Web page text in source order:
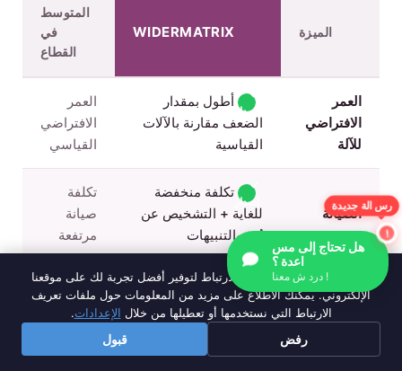
الميزة WIDERMATRIX
المتوسط
في
القطاع
العمر
الافتراضي
للآلة
✓
إصدار
أطول بمقدار
الضعف مقارنة بالآلات
القياسية
العمر
الافتراضي
القياسي
الصيانة
✓
إصدار
تكلفة منخفضة
للغاية + التشخيص عن
بُعد والتنبيهات
تكلفة
صيانة
مرتفعة
بناء الجودة
إصدار
مواد عالية الجودة
+ تقنية حاصلة على
براءة اختراع
التصنيع
القياسي
هل تحتاج إلى مس
اعدة ؟
درد ش معنا !
رس الة جديدة
نحن نستخدم ملفات تعريف الارتباط لتوفير أفضل تجربة لك على موقعنا
الإلكتروني. يمكنك الاطلاع على مزيد من المعلومات حول ملفات تعريف
الارتباط التي نستخدمها أو تعطيلها من خلال الإعدادات.
رفض قبول